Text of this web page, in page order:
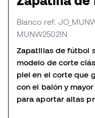
Blanco ref.
MUNW2502IN
Zapatillas de fútbol
modelo de corte
piel en el corte que
con el balón y
para aportar altas